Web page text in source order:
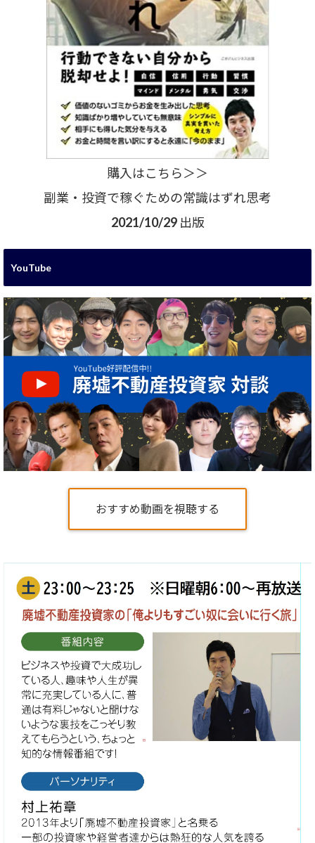
購入はこちら＞＞
副業・投資で稼ぐための常識はずれ思考
2021/10/29 出版
YouTube
おすすめ動画を視聴する